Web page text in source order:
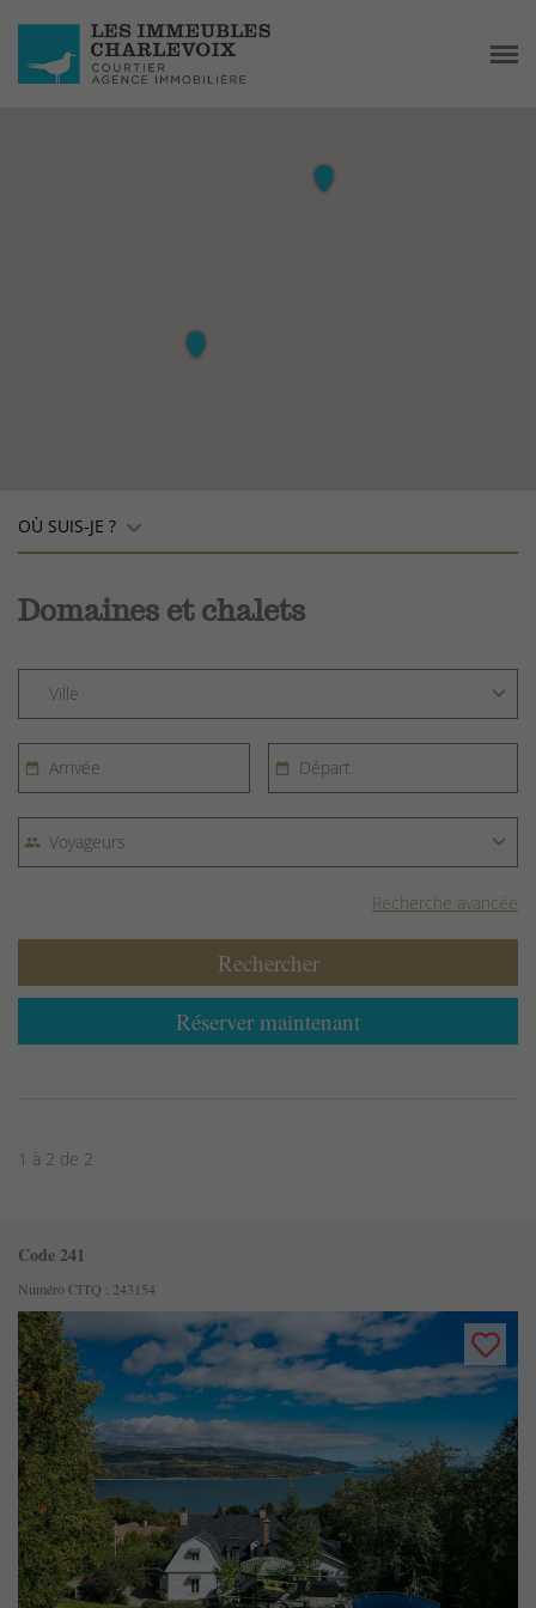
OÙ SUIS-JE ?
Domaines et chalets
Recherche avancée
Réserver maintenant
Rechercher
1 à 2 de 2
Code 241
Numéro CITQ : 243154